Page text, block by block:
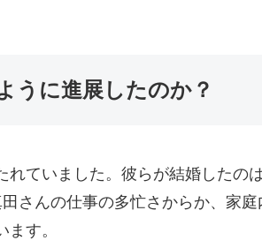
うに進展したのか？
ていました。彼らが結婚したの
さんの仕事の多忙さからか、家庭
す。